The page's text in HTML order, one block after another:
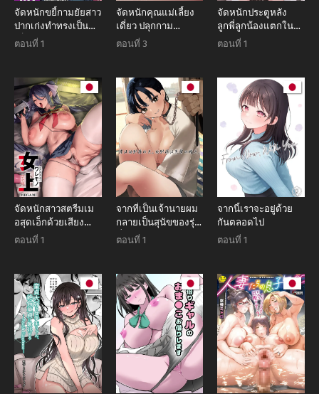
จัดหนักขยี้กามยัยสาว
ปากเก่งทำทรงเป็น
เด็กดี กระแทกรสแซ่
ตอนที่ 1
จัดหนักคุณแม่เลี้ยง
เดี่ยว ปลุกกาม
อารมณ์สาวใหญ่จน
ตอนที่ 3
จัดหนักประตูหลัง
ลูกพี่ลูกน้องแตกใน
เน้นๆ จนท้องป่อง
ตอนที่ 1
จัดหนักสาวสตรีมเม
อสุดเอ็กด้วยเสียง
กระสันทะลวงหู
ตอนที่ 1
จากที่เป็นเจ้านายผม
กลายเป็นสุนัขของรุ่น
พี่ (Sanku)
ตอนที่ 1
จากนี้เราจะอยู่ด้วย
กันตลอดไป
ตอนที่ 1